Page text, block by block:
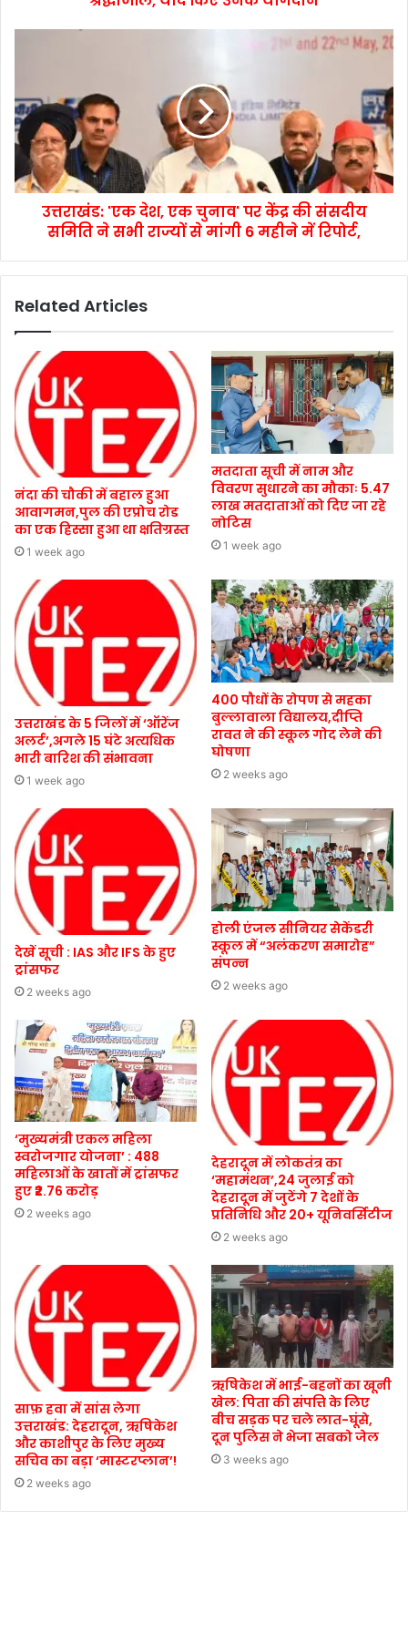
उत्तराखंड: 'एक देश, एक चुनाव' पर केंद्र की संसदीय
समिति ने सभी राज्यों से मांगी 6 महीने में रिपोर्ट,
Related Articles
नंदा की चौकी में बहाल हुआ
आवागमन,पुल की एप्रोच रोड
का एक हिस्सा हुआ था क्षतिग्रस्त
1 week ago
मतदाता सूची में नाम और
विवरण सुधारने का मौकाः 5.47
लाख मतदाताओं को दिए जा रहे
नोटिस
1 week ago
उत्तराखंड के 5 जिलों में ‘ऑरेंज
अलर्ट’,अगले 15 घंटे अत्यधिक
भारी बारिश की संभावना
1 week ago
400 पौधों के रोपण से महका
बुल्लावाला विद्यालय,दीप्ति
रावत ने की स्कूल गोद लेने की
घोषणा
2 weeks ago
देखें सूची : IAS और IFS के हुए
ट्रांसफर
2 weeks ago
होली एंजल सीनियर सेकेंडरी
स्कूल में “अलंकरण समारोह”
संपन्न
2 weeks ago
‘मुख्यमंत्री एकल महिला
स्वरोजगार योजना’ : 488
महिलाओं के खातों में ट्रांसफर
हुए ₹2.76 करोड़
2 weeks ago
देहरादून में लोकतंत्र का
‘महामंथन’,24 जुलाई को
देहरादून में जुटेंगे 7 देशों के
प्रतिनिधि और 20+ यूनिवर्सिटीज
2 weeks ago
साफ़ हवा में सांस लेगा
उत्तराखंड: देहरादून, ऋषिकेश
और काशीपुर के लिए मुख्य
सचिव का बड़ा ‘मास्टरप्लान’!
2 weeks ago
ऋषिकेश में भाई-बहनों का खूनी
खेल: पिता की संपत्ति के लिए
बीच सड़क पर चले लात-घूंसे,
दून पुलिस ने भेजा सबको जेल
3 weeks ago